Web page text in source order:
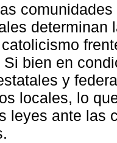
determinan
Si bien en
y
locales, lo
leyes ante las